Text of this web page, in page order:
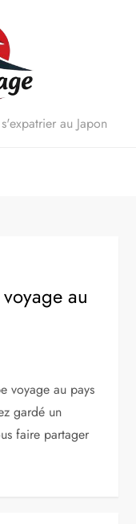
au Japon
au
voyage au pays
gardé un
faire partager